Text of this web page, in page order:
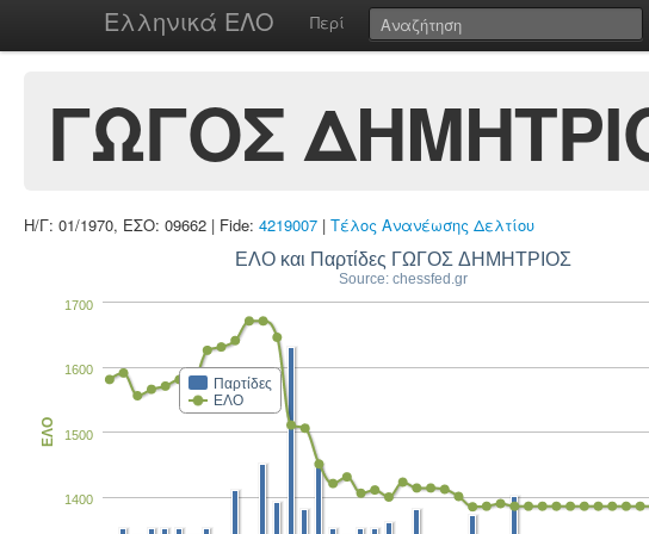
Ελληνικά ΕΛΟ Περί
ΓΩΓΟΣ
Η/Γ: 01/1970, ΕΣΟ: 09662 | Fide: 4219007 | Τέλος Ανανέωσης Δελτίου
ΕΛΟ και Παρτίδες ΓΩΓΟΣ ΔΗΜΗΤΡΙΟΣ
Source: chessfed.gr
Παρτίδες
ΕΛΟ
1400
1500
1600
1700
ΕΛΟ